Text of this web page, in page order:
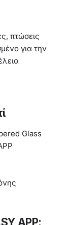
πτώσεις
για την
Glass
APP;